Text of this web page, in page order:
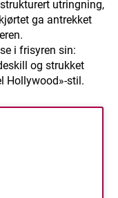
utringning,
ga antrekket
i frisyren sin:
og strukket
Hollywood»-stil.